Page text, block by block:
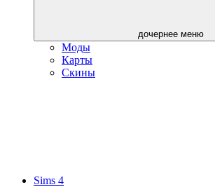
дочернее меню
Моды
Карты
Скины
Sims 4